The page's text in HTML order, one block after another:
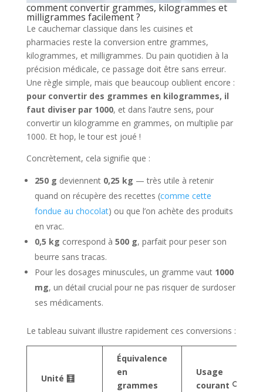
comment convertir grammes, kilogrammes et
milligrammes facilement ?
Le cauchemar classique dans les cuisines et
pharmacies reste la conversion entre grammes,
kilogrammes, et milligrammes. Du pain quotidien à la
précision médicale, ce passage doit être sans erreur.
Une règle simple, mais que beaucoup oublient encore :
pour convertir des grammes en kilogrammes, il
faut diviser par 1000, et dans l’autre sens, pour
convertir un kilogramme en grammes, on multiplie par
1000. Et hop, le tour est joué !
Concrètement, cela signifie que :
250 g deviennent 0,25 kg — très utile à retenir
quand on récupère des recettes (comme cette
fondue au chocolat) ou que l’on achète des produits
en vrac.
0,5 kg correspond à 500 g, parfait pour peser son
beurre sans tracas.
Pour les dosages minuscules, un gramme vaut 1000
mg, un détail crucial pour ne pas risquer de surdoser
ses médicaments.
Le tableau suivant illustre rapidement ces conversions :
Unité 🧮
Équivalence
en
grammes
Usage
courant 🔍